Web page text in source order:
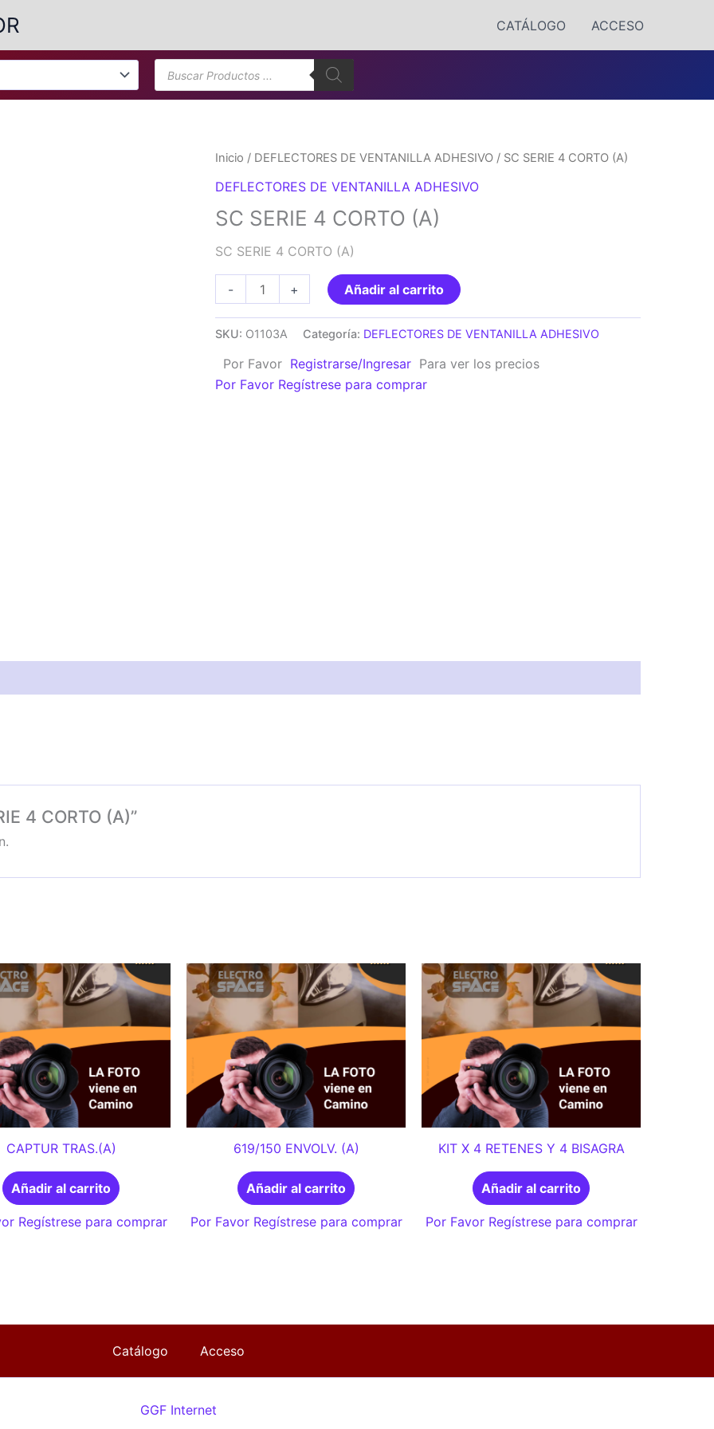
CATÁLOGO ACCESO
Búsqueda
de
productos
Inicio / DEFLECTORES DE VENTANILLA ADHESIVO / SC SERIE 4 CORTO (A)
DEFLECTORES DE VENTANILLA ADHESIVO
SC SERIE 4 CORTO (A)
SC SERIE 4 CORTO (A)
-
SERIE
(A)
cantidad
+ Añadir al carrito
SKU: O1103A Categoría: DEFLECTORES DE VENTANILLA ADHESIVO
Por Favor Registrarse/Ingresar Para ver los precios
Por Favor Regístrese para comprar
4 CORTO (A)”
CAPTUR TRAS.(A)
Añadir al carrito
Regístrese para comprar
619/150 ENVOLV. (A)
Añadir al carrito
Por Favor Regístrese para comprar
KIT X 4 RETENES Y 4 BISAGRA
Añadir al carrito
Por Favor Regístrese para comprar
Catálogo Acceso
GGF Internet